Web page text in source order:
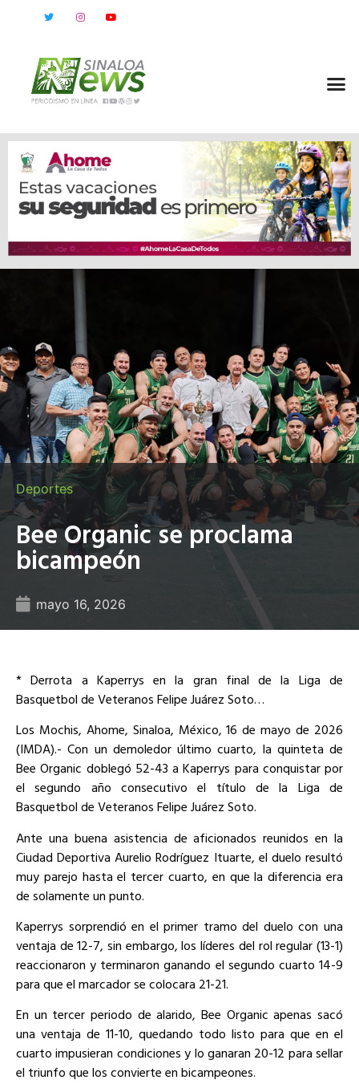
Deportes
Bee Organic se proclama
bicampeón
mayo 16, 2026
* Derrota a Kaperrys en la gran final de la Liga de
Basquetbol de Veteranos Felipe Juárez Soto…
Los Mochis, Ahome, Sinaloa, México, 16 de mayo de 2026
(IMDA).- Con un demoledor último cuarto, la quinteta de
Bee Organic doblegó 52-43 a Kaperrys para conquistar por
el segundo año consecutivo el título de la Liga de
Basquetbol de Veteranos Felipe Juárez Soto.
Ante una buena asistencia de aficionados reunidos en la
Ciudad Deportiva Aurelio Rodríguez Ituarte, el duelo resultó
muy parejo hasta el tercer cuarto, en que la diferencia era
de solamente un punto.
Kaperrys sorprendió en el primer tramo del duelo con una
ventaja de 12-7, sin embargo, los líderes del rol regular (13-1)
reaccionaron y terminaron ganando el segundo cuarto 14-9
para que el marcador se colocara 21-21.
En un tercer periodo de alarido, Bee Organic apenas sacó
una ventaja de 11-10, quedando todo listo para que en el
cuarto impusieran condiciones y lo ganaran 20-12 para sellar
el triunfo que los convierte en bicampeones.